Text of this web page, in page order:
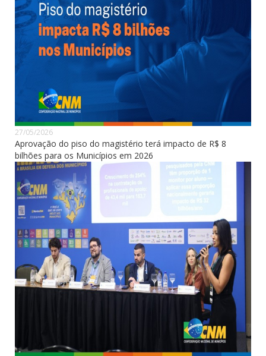
27/05/2026
Aprovação do piso do magistério terá impacto de R$ 8
bilhões para os Municípios em 2026